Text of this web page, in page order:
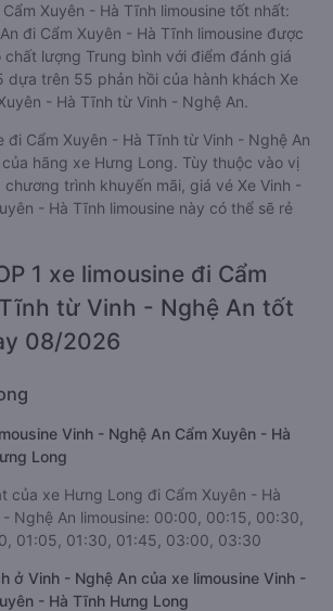
Xuyên - Hà Tĩnh limousine tốt nhất:
đi Cẩm Xuyên - Hà Tĩnh limousine được
lượng Trung bình với điểm đánh giá
trên 55 phản hồi của hành khách Xe
- Hà Tĩnh từ Vinh - Nghệ An.
đi Cẩm Xuyên - Hà Tĩnh từ Vinh - Nghệ An
hãng xe Hưng Long. Tùy thuộc vào vị
trình khuyến mãi, giá vé Xe Vinh -
- Hà Tĩnh limousine này có thể sẽ rẻ
1 xe limousine đi Cẩm
từ Vinh - Nghệ An tốt
08/2026
Vinh - Nghệ An Cẩm Xuyên - Hà
Long
của xe Hưng Long đi Cẩm Xuyên - Hà
Nghệ An limousine: 00:00, 00:15, 00:30,
01:05, 01:30, 01:45, 03:00, 03:30
ở Vinh - Nghệ An của xe limousine Vinh -
- Hà Tĩnh Hưng Long